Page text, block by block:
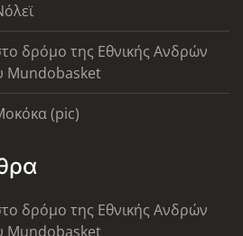
δρόμο της Εθνικής Ανδρών
Mundobasket
(pic)
δρόμο της Εθνικής Ανδρών
Mundobasket